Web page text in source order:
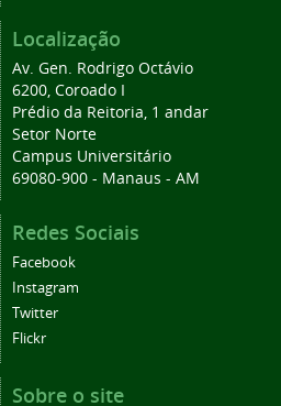
Localização
Av. Gen. Rodrigo Octávio
6200, Coroado I
Prédio da Reitoria, 1 andar
Setor Norte
Campus Universitário
69080-900 - Manaus - AM
Redes Sociais
Facebook
Instagram
Twitter
Flickr
Sobre o site